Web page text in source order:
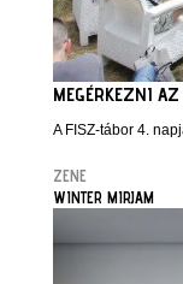
MEGÉRKEZNI
A FISZ-tábor 4.
ZENE
WINTER MIRJAM